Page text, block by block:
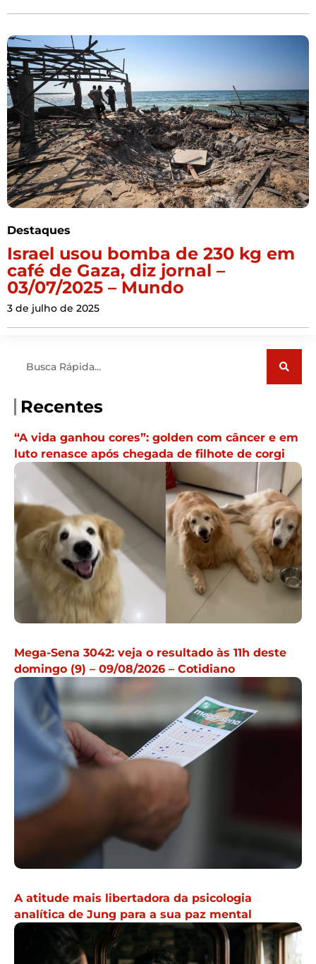
Destaques
Israel usou bomba de 230 kg em
café de Gaza, diz jornal –
03/07/2025 – Mundo
3 de julho de 2025
Recentes
“A vida ganhou cores”: golden com câncer e em
luto renasce após chegada de filhote de corgi
Mega-Sena 3042: veja o resultado às 11h deste
domingo (9) – 09/08/2026 – Cotidiano
A atitude mais libertadora da psicologia
analítica de Jung para a sua paz mental